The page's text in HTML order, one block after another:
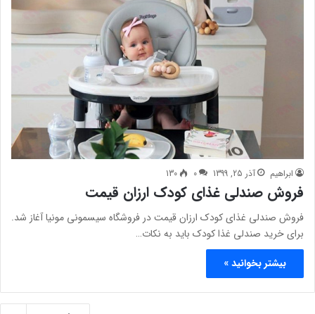
ابراهیم آذر 25, 1399 0
130
فروش صندلی غذای کودک ارزان قیمت
فروش صندلی غذای کودک ارزان قیمت در فروشگاه سیسمونی مونیا آغاز شد.
برای خرید صندلی غذا کودک باید به نکات…
بیشتر بخوانید »